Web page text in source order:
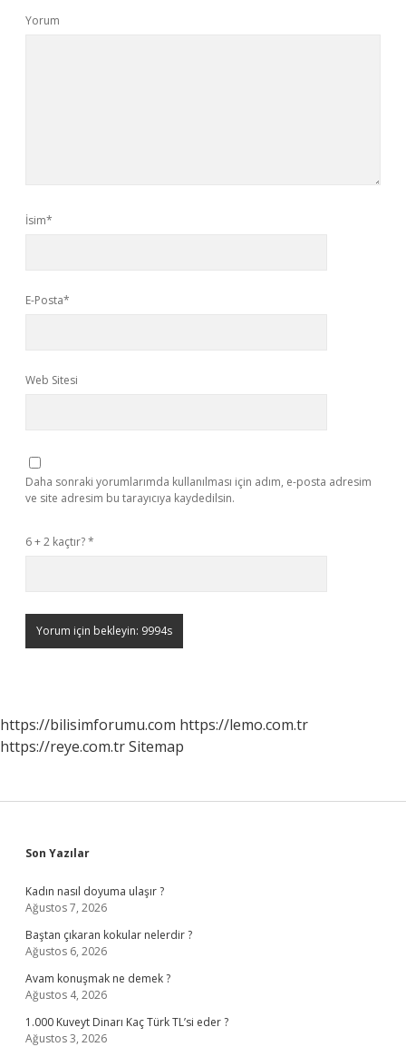
Yorum
İsim*
E-Posta*
Web Sitesi
Daha sonraki yorumlarımda kullanılması için adım, e-posta adresim
ve site adresim bu tarayıcıya kaydedilsin.
6 + 2 kaçtır?*
https://bilisimforumu.com https://lemo.com.tr
https://reye.com.trSitemap
Sidebar
Son Yazılar
Kadın nasıl doyuma ulaşır ?
Ağustos 7, 2026
Baştan çıkaran kokular nelerdir ?
Ağustos 6, 2026
Avam konuşmak ne demek ?
Ağustos 4, 2026
1.000 Kuveyt Dinarı Kaç Türk TL’si eder ?
Ağustos 3, 2026